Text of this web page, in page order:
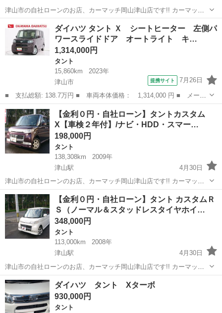
津山市の自社ローンのお店、カーマッチ岡山津山店です!! カーマッチ
なら乗りたい車に乗れちゃいます○ ローンのお困り事などお気軽にご
相談下さい！！ 全国対応店舗なので遠方納車も可能です！！ 【自社ロ
ーンOK...
岡山 津山市 津山駅 タント
ダイハツ タント Ｘ シートヒーター 左側パ
ワースライドドア オートライト キ…
1,314,000円
タント
15,860km
2023年
津山市
提携サイト 7月26日
■ 支払総額: 138.7万円 ■ 車両本体価格： 1,314,000 円 ■ メーカ
ー名： ダイハツ ■ 車種名： タント ■ グレード名： Ｘ シー
トヒーター 左側パワースライドドア オートライト キーフリー
アイドリ...
岡山 津山市 タント
【金利０円・自社ローン】タントカスタム
X【車検２年付】/ナビ・HDD・スマー…
198,000円
タント
138,308km
2009年
津山駅
4月30日
津山市の自社ローンのお店、カーマッチ岡山津山店です!! カーマッチ
なら乗りたい車に乗れちゃいます○ ローンのお困り事などお気軽にご
相談下さい！！ 全国対応店舗なので遠方納車も可能です！！ 【自社ロ
ーンOK...
岡山 津山市 津山駅 タント ローン
【金利０円・自社ローン】タント カスタムＲ
Ｓ（ノーマル＆スタッドレスタイヤホイ…
348,000円
タント
113,000km
2008年
津山駅
4月30日
津山市の自社ローンのお店、カーマッチ岡山津山店です!! カーマッチ
なら乗りたい車に乗れちゃいます○ ローンのお困り事などお気軽にご
相談下さい！！ 全国対応店舗なので遠方納車も可能です！！ 【自社ロ
ーンOK...
岡山 津山市 津山駅 タント ローン
ダイハツ タント Xターボ
930,000円
タント